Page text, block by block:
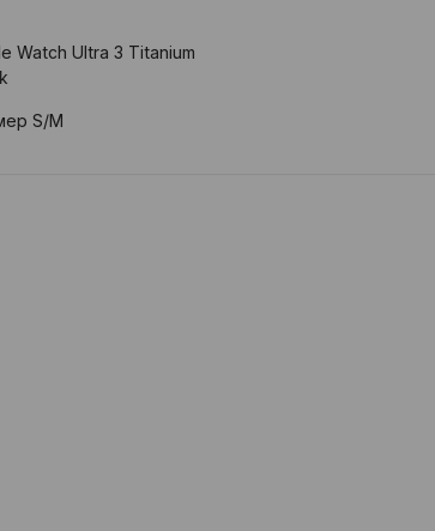
Watch Ultra 3 Titanium
S/M